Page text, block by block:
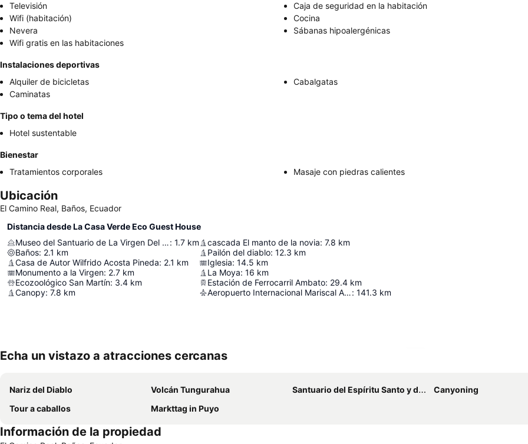
Televisión
Caja de seguridad en la habitación
Wifi (habitación)
Cocina
Nevera
Sábanas hipoalergénicas
Wifi gratis en las habitaciones
Instalaciones deportivas
Alquiler de bicicletas
Cabalgatas
Caminatas
Tipo o tema del hotel
Hotel sustentable
Bienestar
Tratamientos corporales
Masaje con piedras calientes
Ubicación
El Camino Real, Baños, Ecuador
Distancia desde La Casa Verde Eco Guest House
Museo del Santuario de La Virgen Del Agua Santa: 1.7 km
Baños: 2.1 km
Casa de Autor Wilfrido Acosta Pineda: 2.1 km
Monumento a la Virgen: 2.7 km
Ecozoológico San Martín: 3.4 km
Canopy: 7.8 km
cascada El manto de la novia: 7.8 km
Pailón del diablo: 12.3 km
Iglesia: 14.5 km
La Moya: 16 km
Estación de Ferrocarril Ambato: 29.4 km
Aeropuerto Internacional Mariscal Antonio José de Sucre: 141.3 km
Echa un vistazo a atracciones cercanas
Nariz del Diablo Volcán Tungurahua Santuario del Espíritu Santo y de Nuestra Señora de Guadalupe
Canyoning
Tour a caballos
Markttag in Puyo
Información de la propiedad